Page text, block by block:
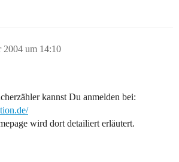
2004 um 14:10
kannst Du anmelden bei:
wird dort detailiert erläutert.